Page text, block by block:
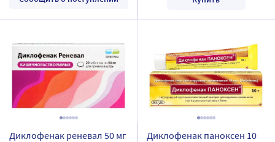
Диклофенак реневал 50 мг
Диклофенак паноксен 10